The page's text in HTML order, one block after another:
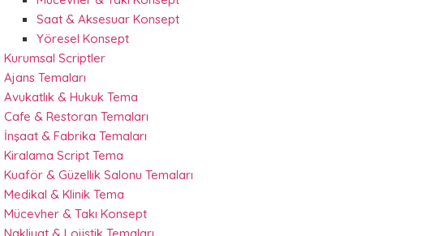
Saat & Aksesuar Konsept
Yöresel Konsept
Kurumsal Scriptler
Ajans Temaları
Avukatlık & Hukuk Tema
Cafe & Restoran Temaları
İnşaat & Fabrika Temaları
Kiralama Script Tema
Kuaför & Güzellik Salonu Temaları
Medikal & Klinik Tema
Mücevher & Takı Konsept